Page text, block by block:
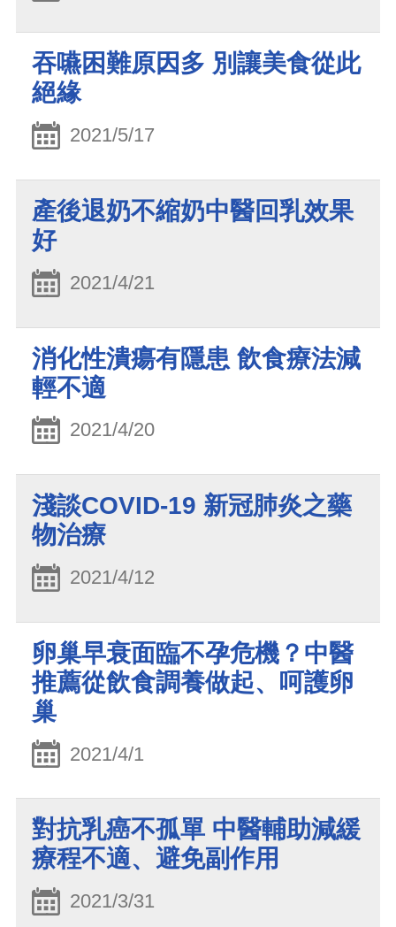
吞嚥困難原因多 別讓美食從此
絕緣
2021/5/17
產後退奶不縮奶中醫回乳效果
好
2021/4/21
消化性潰瘍有隱患 飲食療法減
輕不適
2021/4/20
淺談COVID-19 新冠肺炎之藥
物治療
2021/4/12
卵巢早衰面臨不孕危機？中醫
推薦從飲食調養做起、呵護卵
巢
2021/4/1
對抗乳癌不孤單 中醫輔助減緩
療程不適、避免副作用
2021/3/31